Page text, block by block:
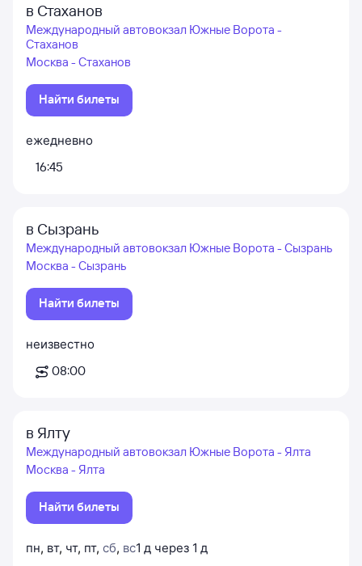
в Стаханов
Международный автовокзал Южные Ворота -
Стаханов
Москва - Стаханов
Найти билеты
ежедневно
16:45
в Сызрань
Международный автовокзал Южные Ворота - Сызрань
Москва - Сызрань
Найти билеты
неизвестно
08:00
в Ялту
Международный автовокзал Южные Ворота - Ялта
Москва - Ялта
Найти билеты
пн, вт, чт, пт, сб, вс1 д через 1 д